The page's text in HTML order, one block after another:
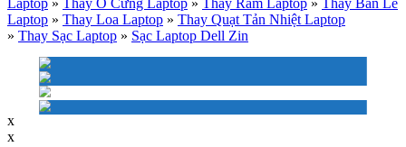
Laptop » Thay Loa Laptop » Thay Quạt Tản Nhiệt Laptop
» Thay Sạc Laptop » Sạc Laptop Dell Zin
x
x